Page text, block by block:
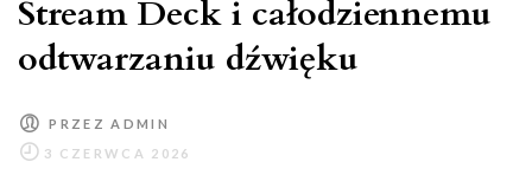
Stream Deck i całodziennemu
odtwarzaniu dźwięku
PRZEZADMIN